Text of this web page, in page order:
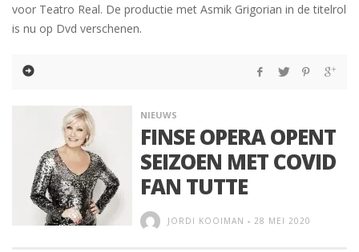
voor Teatro Real. De productie met Asmik Grigorian in de titelrol
is nu op Dvd verschenen.
NIEUWS
FINSE OPERA OPENT
SEIZOEN MET COVID
FAN TUTTE
JORDI KOOIMAN - 28 MEI 2020